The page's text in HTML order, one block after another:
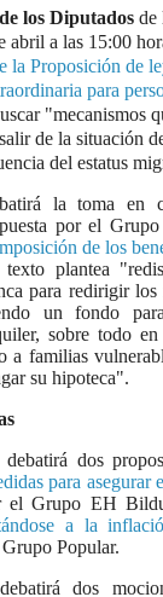
los Diputados de
abril a las 15:00
la Proposición de
para
"mecanismos
de la situación
del estatus
la toma en
por el
de los
plantea
para redirigir
un fondo
sobre todo en
a familias
su hipoteca".
dos
para asegurar
el Grupo EH
a la
Popular.
dos